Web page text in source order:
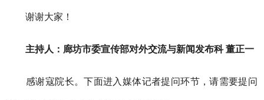
谢谢大家！
主持人：廊坊市委宣传部对外交流与新闻发布科 董正一
感谢寇院长。下面进入媒体记者提问环节，请需要提问